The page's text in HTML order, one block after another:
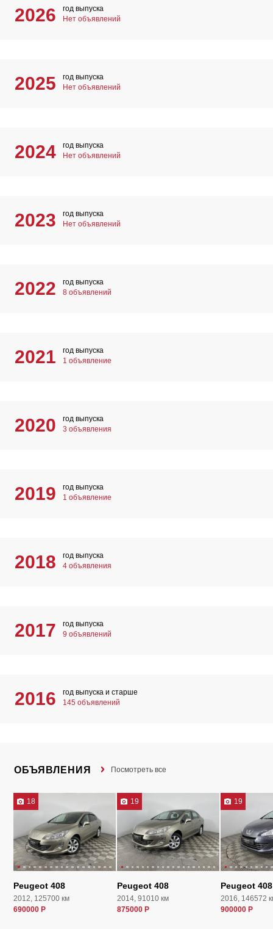
2026
год выпуска
Нет объявлений
2025
год выпуска
Нет объявлений
2024
год выпуска
Нет объявлений
2023
год выпуска
Нет объявлений
2022
год выпуска
8 объявлений
2021
год выпуска
1 объявление
2020
год выпуска
3 объявления
2019
год выпуска
1 объявление
2018
год выпуска
4 объявления
2017
год выпуска
9 объявлений
2016
год выпуска и старше
145 объявлений
ОБЪЯВЛЕНИЯ Посмотреть все
18
Peugeot 408
2012, 125700 км
690000 Р
19
Peugeot 408
2014, 91010 км
875000 Р
19
Peugeot 408
2016, 146572
900000 Р